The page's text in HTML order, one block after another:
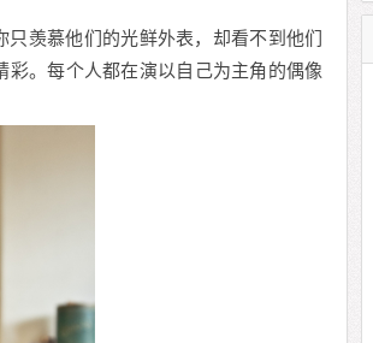
羡慕他们的光鲜外表，却看不到他们
。每个人都在演以自己为主角的偶像